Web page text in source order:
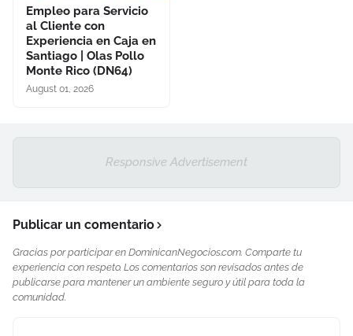
Empleo para Servicio
al Cliente con
Experiencia en Caja en
Santiago | Olas Pollo
Monte Rico (DN64)
August 01, 2026
Responsive Advertisement
Publicar un comentario
Gracias por participar en DominicanNegocios.com. Comparte tu
experiencia con respeto. Los comentarios son revisados antes de
publicarse para mantener un ambiente seguro y útil para toda la
comunidad.